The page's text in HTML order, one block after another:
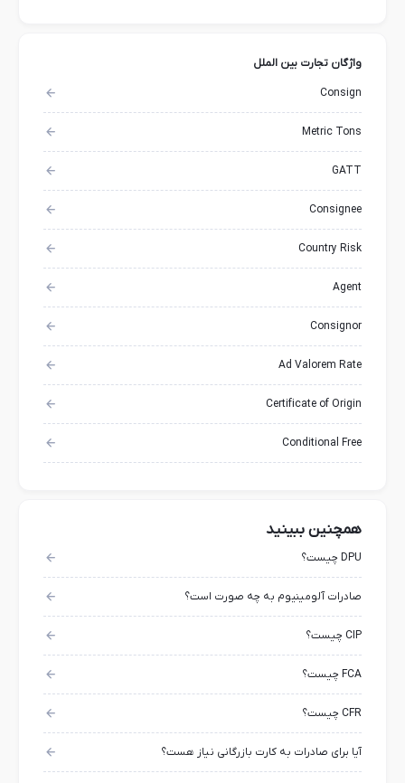
واژگان تجارت بین الملل
Consign
Metric Tons
GATT
Consignee
Country Risk
Agent
Consignor
Ad Valorem Rate
Certificate of Origin
Conditional Free
همچنین ببینید
DPU چیست؟
صادرات آلومینیوم به چه صورت است؟
CIP چیست؟
FCA چیست؟
CFR چیست؟
آیا برای صادرات به کارت بازرگانی نیاز هست؟